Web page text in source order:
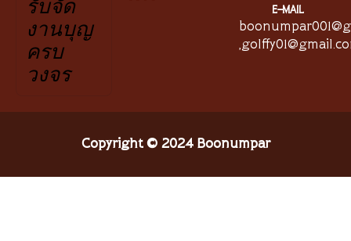
รับจัด
งานบุญ
ครบ
วงจร
E-MAIL
,
Copyright © 2024 Boonumpar